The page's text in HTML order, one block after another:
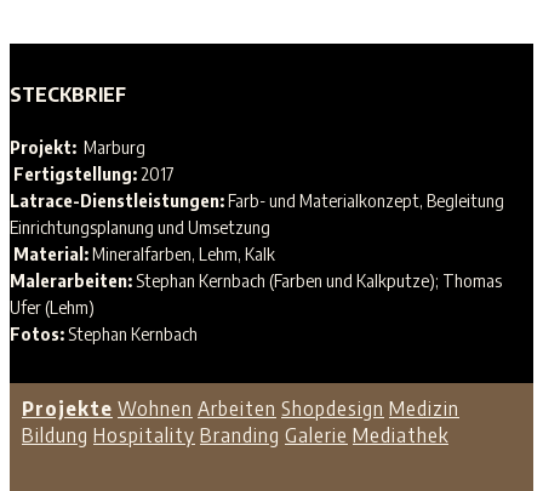
STECKBRIEF
Projekt: Marburg
Fertigstellung:2017
Latrace-Dienstleistungen:Farb- und Materialkonzept, Begleitung
Einrichtungsplanung und Umsetzung
Material:Mineralfarben, Lehm, Kalk
Malerarbeiten: Stephan Kernbach (Farben und Kalkputze); Thomas
Ufer (Lehm)
Fotos: Stephan Kernbach
Projekte Wohnen Arbeiten Shopdesign Medizin
Bildung Hospitality Branding Galerie Mediathek